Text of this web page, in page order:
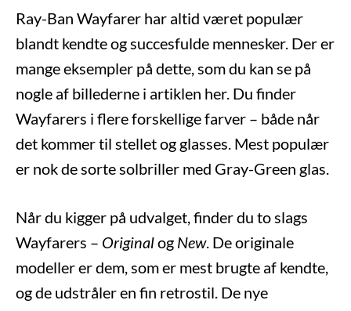
Ray-Ban Wayfarer har altid været populær
blandt kendte og succesfulde mennesker. Der er
mange eksempler på dette, som du kan se på
nogle af billederne i artiklen her. Du finder
Wayfarers i flere forskellige farver – både når
det kommer til stellet og glasses. Mest populær
er nok de sorte solbriller med Gray-Green glas.
Når du kigger på udvalget, finder du to slags
Wayfarers – Originalog New. De originale
modeller er dem, som er mest brugte af kendte,
og de udstråler en fin retrostil. De nye